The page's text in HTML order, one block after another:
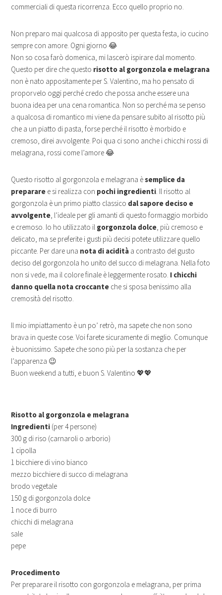
commerciali di questa ricorrenza. Ecco quello proprio no.
Non preparo mai qualcosa di apposito per questa festa, io cucino
sempre con amore. Ogni giorno 😂
Non so cosa farò domenica, mi lascerò ispirare dal momento.
Questo per dire che questo risotto al gorgonzola e melagrana
non è nato appositamente per S. Valentino, ma ho pensato di
proporvelo oggi perché credo che possa anche essere una
buona idea per una cena romantica. Non so perché ma se penso
a qualcosa di romantico mi viene da pensare subito al risotto più
che a un piatto di pasta, forse perché il risotto è morbido e
cremoso, direi avvolgente. Poi qua ci sono anche i chicchi rossi di
melagrana, rossi come l’amore 😂
Questo risotto al gorgonzola e melagrana èsemplice da
preparare e si realizza con pochi ingredienti. Il risotto al
gorgonzola è un primo piatto classico dal sapore deciso e
avvolgente, l’ideale per gli amanti di questo formaggio morbido
e cremoso. Io ho utilizzato il gorgonzola dolce, più cremoso e
delicato, ma se preferite i gusti più decisi potete utilizzare quello
piccante. Per dare una nota di acidità a contrasto del gusto
deciso del gorgonzola ho unito del succo di melagrana. Nella foto
non si vede, ma il colore finale è leggermente rosato. I chicchi
danno quella nota croccante che si sposa benissimo alla
cremosità del risotto.
Il mio impiattamento è un po’ retrò, ma sapete che non sono
brava in queste cose. Voi farete sicuramente di meglio. Comunque
è buonissimo. Sapete che sono più per la sostanza che per
l’apparenza 😉
Buon weekend a tutti, e buon S. Valentino 💖💖
Risotto al gorgonzola e melagrana
Ingredienti (per 4 persone)
300 g di riso (carnaroli o arborio)
1 cipolla
1 bicchiere di vino bianco
mezzo bicchiere di succo di melagrana
brodo vegetale
150 g di gorgonzola dolce
1 noce di burro
chicchi di melagrana
sale
pepe
Procedimento
Per preparare il risotto con gorgonzola e melagrana, per prima